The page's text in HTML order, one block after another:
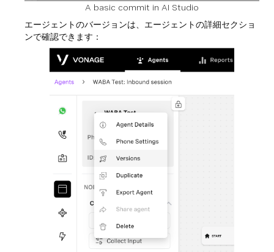
A basic commit in AI Studio
エージェントのバージョンは、エージェントの詳細セクショ
ンで確認できます：